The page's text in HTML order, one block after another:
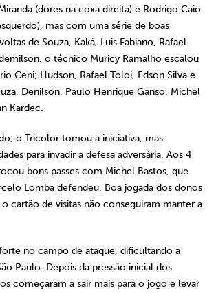
(dores na coxa direita) e Rodrigo Caio
mas com uma série de boas
de Souza, Kaká, Luis Fabiano, Rafael
o técnico Muricy Ramalho escalou
Ceni; Hudson, Rafael Toloi, Edson Silva e
Denilson, Paulo Henrique Ganso, Michel
Kardec.
o Tricolor tomou a iniciativa, mas
para invadir a defesa adversária. Aos 4
bons passes com Michel Bastos, que
Lomba defendeu. Boa jogada dos donos
o cartão de visitas não conseguiram manter a
no campo de ataque, dificultando a
Paulo. Depois da pressão inicial dos
começaram a sair mais para o jogo e levar